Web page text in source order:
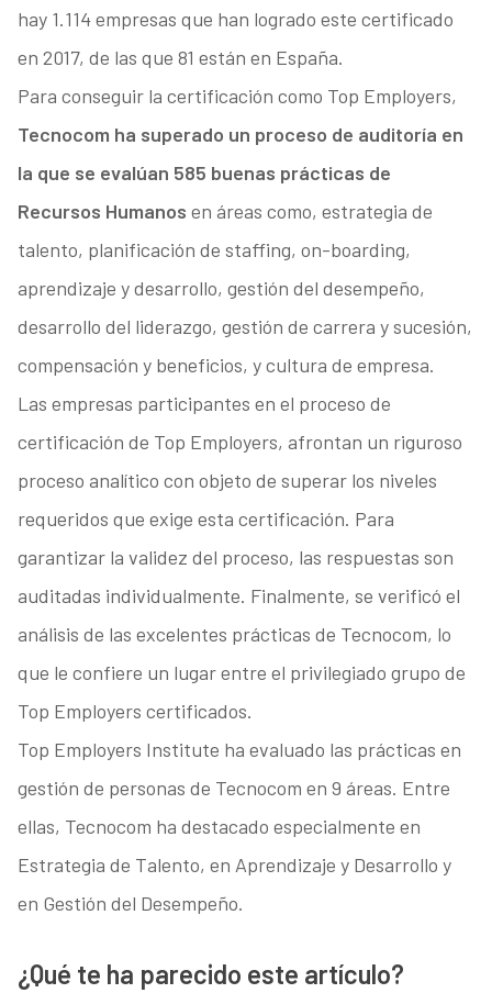
hay 1.114 empresas que han logrado este certificado
en 2017, de las que 81 están en España.
Para conseguir la certificación como Top Employers,
Tecnocom ha superado un proceso de auditoría en
la que se evalúan 585 buenas prácticas de
Recursos Humanos en áreas como, estrategia de
talento, planificación de staffing, on-boarding,
aprendizaje y desarrollo, gestión del desempeño,
desarrollo del liderazgo, gestión de carrera y sucesión,
compensación y beneficios, y cultura de empresa.
Las empresas participantes en el proceso de
certificación de Top Employers, afrontan un riguroso
proceso analítico con objeto de superar los niveles
requeridos que exige esta certificación. Para
garantizar la validez del proceso, las respuestas son
auditadas individualmente. Finalmente, se verificó el
análisis de las excelentes prácticas de Tecnocom, lo
que le confiere un lugar entre el privilegiado grupo de
Top Employers certificados.
Top Employers Institute ha evaluado las prácticas en
gestión de personas de Tecnocom en 9 áreas. Entre
ellas, Tecnocom ha destacado especialmente en
Estrategia de Talento, en Aprendizaje y Desarrollo y
en Gestión del Desempeño.
¿Qué te ha parecido este artículo?